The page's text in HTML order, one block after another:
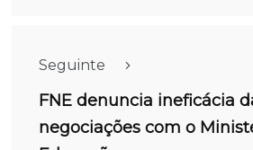
Seguinte
FNE denuncia ineficácia
negociações com o